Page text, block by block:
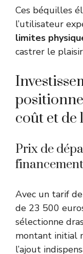
Ces béquilles
l’utilisateur
limites
castrer le
coût et
Prix de
Avec un tarif
de 23 500
sélectionne
montant initial
l’ajout